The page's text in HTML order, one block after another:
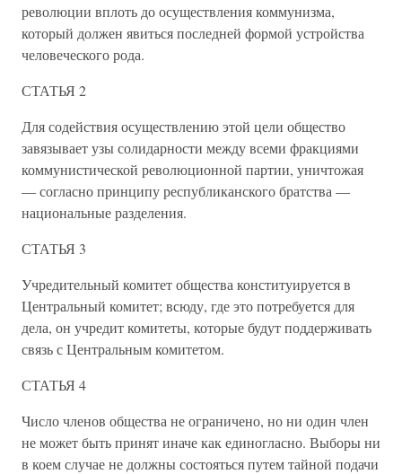
революции вплоть до осуществления коммунизма,
который должен явиться последней формой устройства
человеческого рода.
СТАТЬЯ 2
Для содействия осуществлению этой цели общество
завязывает узы солидарности между всеми фракциями
коммунистической революционной партии, уничтожая
— согласно принципу республиканского братства —
национальные разделения.
СТАТЬЯ 3
Учредительный комитет общества конституируется в
Центральный комитет; всюду, где это потребуется для
дела, он учредит комитеты, которые будут поддерживать
связь с Центральным комитетом.
СТАТЬЯ 4
Число членов общества не ограничено, но ни один член
не может быть принят иначе как единогласно. Выборы ни
в коем случае не должны состояться путем тайной подачи